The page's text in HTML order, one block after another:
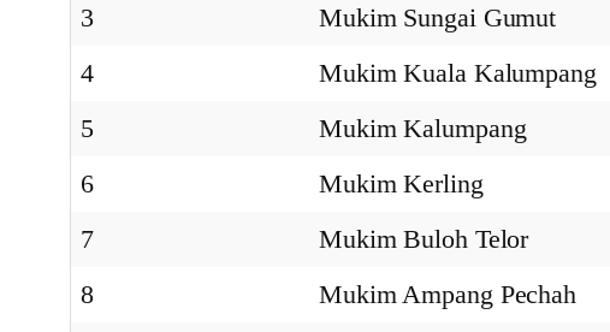
3
Mukim Sungai Gumut
4
Mukim Kuala Kalumpang
5
Mukim Kalumpang
6
Mukim Kerling
7
Mukim Buloh Telor
8
Mukim Ampang Pechah